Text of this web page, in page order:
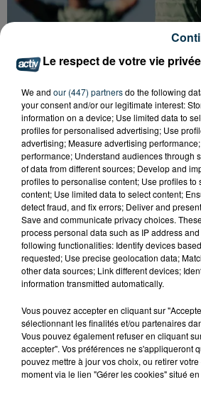
L’ASSE RÉDUIT FACE À
PREMIÈRE VICTOIRE POUR
BISON FUTÉ HISSE LE
SAMEDI !
Le respect de votre vie
We and our (447) partnersdo the following
your consent and/or our legitimate interest:
information on a device; Use limited data to
profiles for personalised advertising; Use
advertising; Measure advertising
performance; Understand audiences through
of data from different sources; Develop and
profiles to personalise content; Use profiles to
content; Use limited data to select content;
detect fraud, and fix errors; Deliver and
Save and communicate privacy choices.
process personal data such as IP address
following functionalities: Identify devices
requested; Use precise geolocation data;
other data sources; Link different devices;
information transmitted automatically.
Vous pouvez accepter en cliquant sur
sélectionnant les finalités et/ou partenaires
Vous pouvez également refuser en cliquant
accepter". Vos préférences ne s'appliqueront
pouvez mettre à jour vos choix, ou retirer
moment via le lien "Gérer les cookies" situé